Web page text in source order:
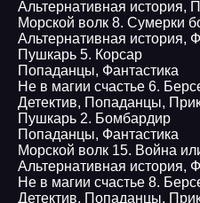
Альтернативная история,
Морской волк 8. Сумерки
Альтернативная история,
Пушкарь 5. Корсар
Попаданцы, Фантастика
Детектив, Попаданцы,
Пушкарь 2. Бомбардир
Попаданцы, Фантастика
Морской волк 15. Война
Альтернативная история,
Детектив, Попаданцы,